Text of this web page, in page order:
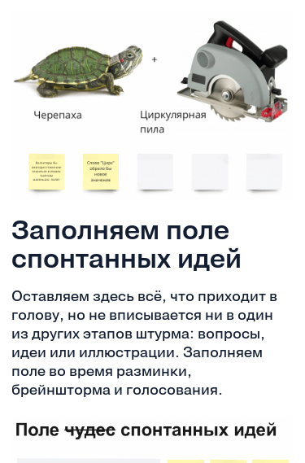
Заполняем поле
спонтанных идей
Оставляем здесь всё, что приходит в
голову, но не вписывается ни в один
из других этапов штурма: вопросы,
идеи или иллюстрации. Заполняем
поле во время разминки,
брейншторма и голосования.